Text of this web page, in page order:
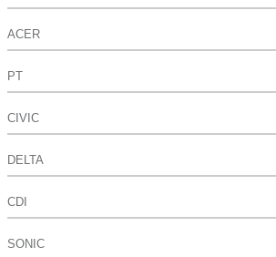
ACER
PT
CIVIC
DELTA
CDI
SONIC